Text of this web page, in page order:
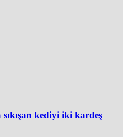
kediyi iki kardeş